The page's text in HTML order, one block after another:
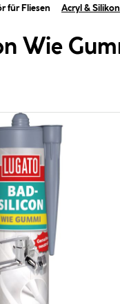
für Fliesen Acryl & Silikon
Wie